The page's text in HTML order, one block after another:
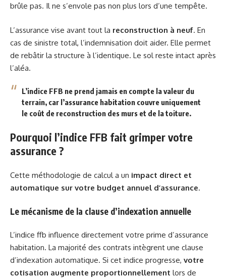
brûle pas. Il ne s’envole pas non plus lors d’une tempête.
L’assurance vise avant tout la reconstruction à neuf. En
cas de sinistre total, l’indemnisation doit aider. Elle permet
de rebâtir la structure à l’identique. Le sol reste intact après
l’aléa.
L’indice FFB ne prend jamais en compte la valeur du
terrain, car l’assurance habitation couvre uniquement
le coût de reconstruction des murs et de la toiture.
Pourquoi l’indice FFB fait grimper votre
assurance ?
Cette méthodologie de calcul a un impact direct et
automatique sur votre budget annuel d’assurance.
Le mécanisme de la clause d’indexation annuelle
L’indice ffb influence directement votre prime d’assurance
habitation. La majorité des contrats intègrent une clause
d’indexation automatique. Si cet indice progresse, votre
cotisation augmente proportionnellement lors de